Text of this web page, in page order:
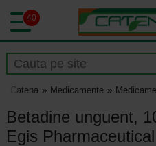
40
Catena Medicamente
Betadine unguent,
Egis Pharmaceutical